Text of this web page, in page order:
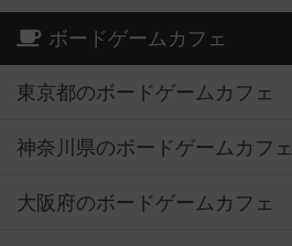
ボードゲームカフェ
東京都のボードゲームカフェ
神奈川県のボードゲームカフェ
大阪府のボードゲームカフェ